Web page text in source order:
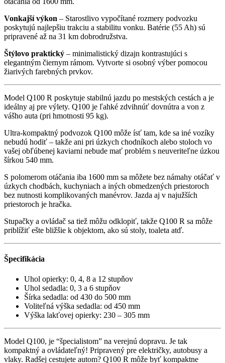
Vonkajší výkon – Starostlivo vypočítané rozmery podvozku
poskytujú najlepšiu trakciu a stabilitu vonku. Batérie (55 Ah) sú
pripravené až na 31 km dobrodružstva.
Štýlovo praktický – minimalistický dizajn kontrastujúci s
elegantným čiernym rámom. Vytvorte si osobný výber pomocou
žiarivých farebných prvkov.
Model Q100 R poskytuje stabilnú jazdu po mestských cestách a je
ideálny aj pre výlety. Q100 je ľahké zdvihnúť dovnútra a von z
vášho auta (pri hmotnosti 95 kg).
Ultra-kompaktný podvozok Q100 môže ísť tam, kde sa iné vozíky
nebudú hodiť – takže ani pri úzkych chodníkoch alebo stoloch vo
vašej obľúbenej kaviarni nebude mať problém s neuveriteľne úzkou
šírkou 540 mm.
S polomerom otáčania iba 1600 mm sa môžete bez námahy otáčať v
úzkych chodbách, kuchyniach a iných obmedzených priestoroch
bez nutnosti komplikovaných manévrov. Jazda aj v najužších
priestoroch je hračka.
Stupačky a ovládač sa tiež môžu odklopiť, takže Q100 R sa môže
priblížiť ešte bližšie k objektom, ako sú stoly, toaleta atď.
Špecifikácia
Uhol opierky: 0, 4, 8 a 12 stupňov
Uhol sedadla: 0, 3 a 6 stupňov
Šírka sedadla: od 430 do 500 mm
Voliteľná výška sedadla: od 450 mm
Výška lakťovej opierky: 230 – 305 mm
Model Q100, je “špecialistom” na verejnú dopravu. Je tak
kompaktný a ovládateľný! Pripravený pre električky, autobusy a
vlaky. Radšej cestujete autom? Q100 R môže byť kompaktne